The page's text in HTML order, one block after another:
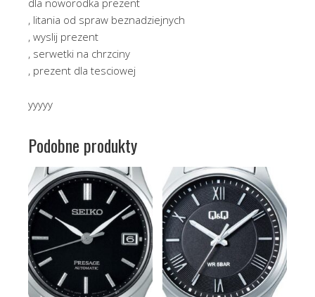
, litania od spraw beznadziejnych
, wyslij prezent
, serwetki na chrzciny
, prezent dla tesciowej
yyyyy
Podobne produkty